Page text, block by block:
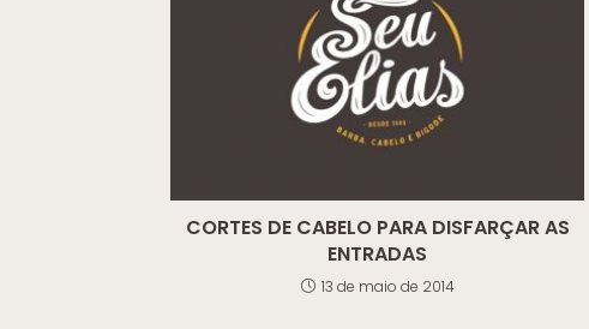
CORTES DE CABELO PARA DISFARÇAR AS
ENTRADAS
13 de maio de 2014